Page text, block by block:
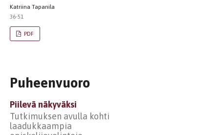
Katriina Tapanila
36-51
PDF
Puheenvuoro
Piilevä näkyväksi
Tutkimuksen avulla kohti
laadukkaampia